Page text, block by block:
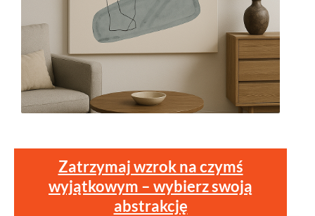
Zatrzymaj wzrok na czymś
wyjątkowym – wybierz swoją
abstrakcję